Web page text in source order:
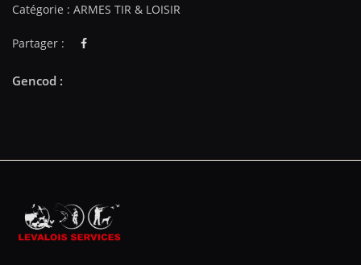
Catégorie : ARMES TIR & LOISIR
Partager :